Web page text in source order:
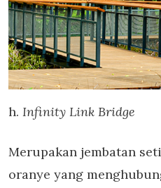
h. Infinity Link Bridge
Merupakan jembatan
oranye yang